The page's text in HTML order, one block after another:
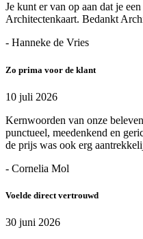
Je kunt er van op aan dat je
Architectenkaart. Bedankt
- Hanneke de Vries
Zo prima voor de klant
10 juli 2026
Kernwoorden van onze
punctueel, meedenkend en
de prijs was ook erg
- Cornelia Mol
Voelde direct vertrouwd
30 juni 2026